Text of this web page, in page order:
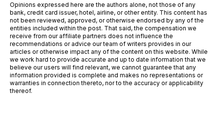
Opinions expressed here are the authors alone, not those of any
bank, credit card issuer, hotel, airline, or other entity. This content has
not been reviewed, approved, or otherwise endorsed by any of the
entities included within the post. That said, the compensation we
receive from our affiliate partners does not influence the
recommendations or advice our team of writers provides in our
articles or otherwise impact any of the content on this website. While
we work hard to provide accurate and up to date information that we
believe our users will find relevant, we cannot guarantee that any
information provided is complete and makes no representations or
warranties in connection thereto, nor to the accuracy or applicability
thereof.